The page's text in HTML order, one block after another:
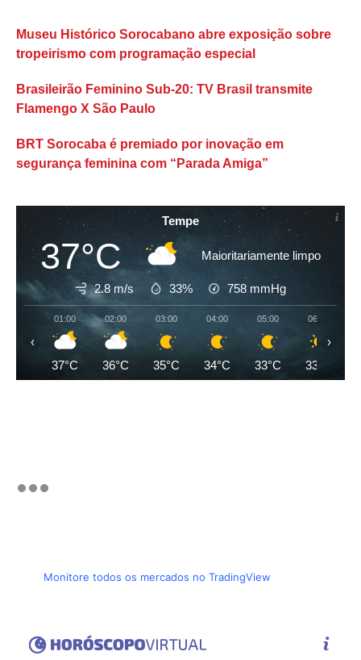
Museu Histórico Sorocabano abre exposição sobre
tropeirismo com programação especial
Brasileirão Feminino Sub-20: TV Brasil transmite
Flamengo X São Paulo
BRT Sorocaba é premiado por inovação em
segurança feminina com “Parada Amiga”
Tempe
37°C Maioritariamente limpo
2.8 m/s 33% 758 mmHg
01:00
37°C
02:00
36°C
03:00
35°C
04:00
34°C
05:00
33°C
06:00
33°C
‹ ›
Monitore todos os mercados no TradingView